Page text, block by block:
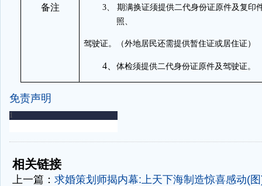
备注 3、
期满换证须提供二代身份证原件及复印
照、
驾驶证。（外地居民还需提供暂住证或居住证）
4、体检须提供二代身份证原件及驾驶证。
免责声明
-
相关链接
上一篇： 求婚策划师揭内幕:上天下海制造惊喜感动(